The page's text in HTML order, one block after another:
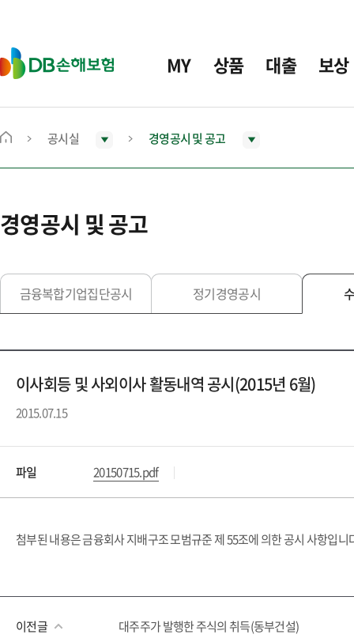
D
B
보
MY 상품 대출 보상
메
으
로
동
공시실 경영공시 및 공고
경영공시 및 공고
금융복합기업집단공시 정기경영공시
이사회등 및 사외이사 활동내역 공시(2015년 6월)
2015.07.15
파일 20150715.pdf
첨부된 내용은 금융회사 지배구조 모범규준 제 55조에 의한 공시 사항입니
이전글 대주주가 발행한 주식의 취득(동부건설)